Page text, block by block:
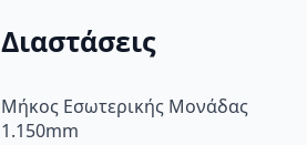
Διαστάσεις
Μήκος Εσωτερικής Μονάδας
1.150mm